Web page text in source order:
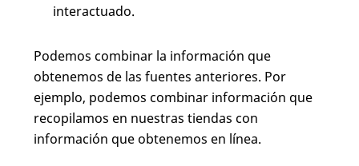
interactuado.
Podemos combinar la información que
obtenemos de las fuentes anteriores. Por
ejemplo, podemos combinar información que
recopilamos en nuestras tiendas con
información que obtenemos en línea.